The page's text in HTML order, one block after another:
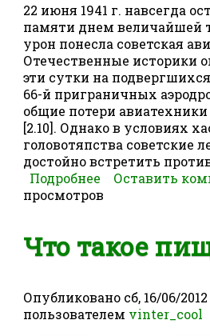
22 июня 1941 г. навсегда
памяти днем величайшей
урон понесла советская
Отечественные историки
эти сутки на
66-й приграничных
общие потери авиатехники
[2.10]. Однако в условиях
головотяпства советские
достойно встретить
Подробнее о Победы
первого дня
Оставить
просмотров
Что такое
Опубликовано сб, 16/06/2012
пользователем vinter_cool